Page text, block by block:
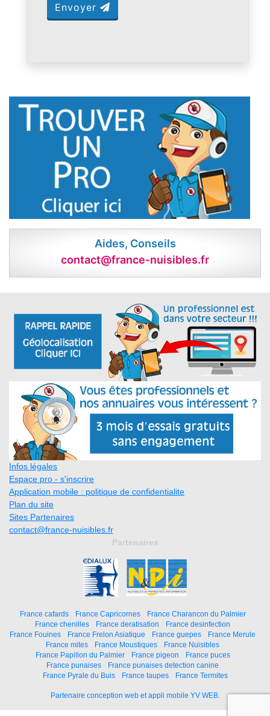
Envoyer
Aides, Conseils
contact@france-nuisibles.fr
Infos légales
Espace pro - s'inscrire
Application mobile : politique de confidentialite
Plan du site
Sites Partenaires
contact@france-nuisibles.fr
Partenaires
France cafards France Capricornes
France Charancon du Palmier
France chenilles
France deratisation
France desinfection
France Fouines
France Frelon Asiatique France guepes
France Merule
France mites
France Moustiques
France Nuisibles
France Papillon du Palmier
France pigeon
France puces
France punaises
France punaises detection canine
France Pyrale du Buis
France taupes France Termites
Partenaire conception web et appli mobile YV WEB.